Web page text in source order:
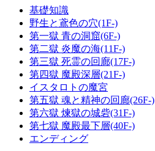
基礎知識
野生と鳶色の穴(1F-)
第一獄 青の洞窟(6F-)
第二獄 炎魔の海(11F-)
第三獄 死霊の回廊(17F-)
第四獄 魔殿深層(21F-)
イスタロトの魔宮
第五獄 魂と精神の回廊(26F-)
第六獄 煉獄の城砦(31F-)
第七獄 魔殿最下層(40F-)
エンディング